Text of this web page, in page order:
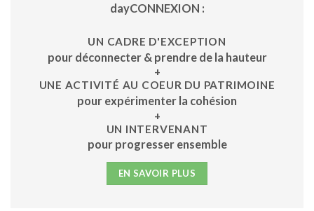
dayCONNEXION :
UN CADRE D'EXCEPTION
pour déconnecter & prendre de la hauteur
+
UNE ACTIVITÉ AU COEUR DU PATRIMOINE
pour expérimenter la cohésion
+
UN INTERVENANT
pour progresser ensemble
EN SAVOIR PLUS